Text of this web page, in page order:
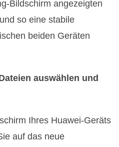
Bildschirm angezeigten
so eine stabile
beiden Geräten
auswählen und
Ihres Huawei-Geräts
auf das neue